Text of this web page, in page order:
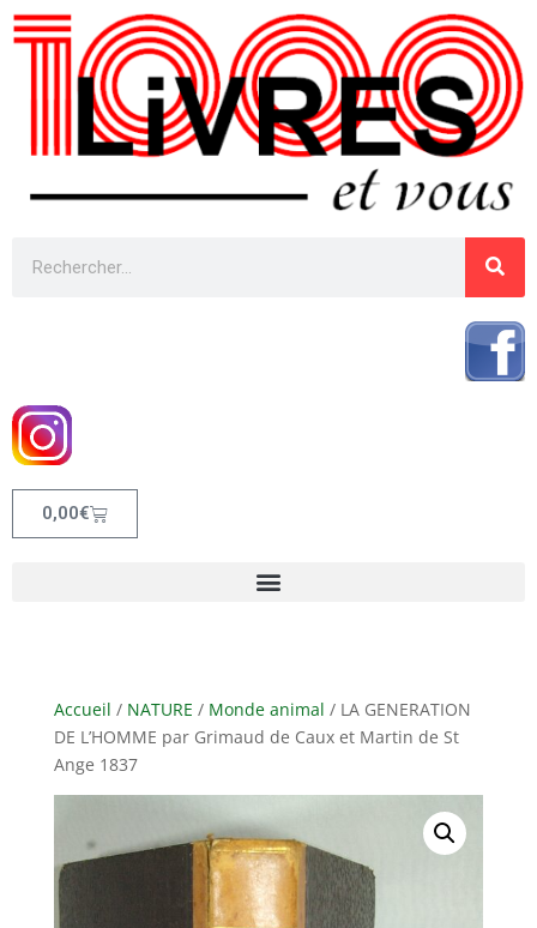
0,00€
Accueil / NATURE / Monde animal / LA GENERATION
DE L’HOMME par Grimaud de Caux et Martin de St
Ange 1837